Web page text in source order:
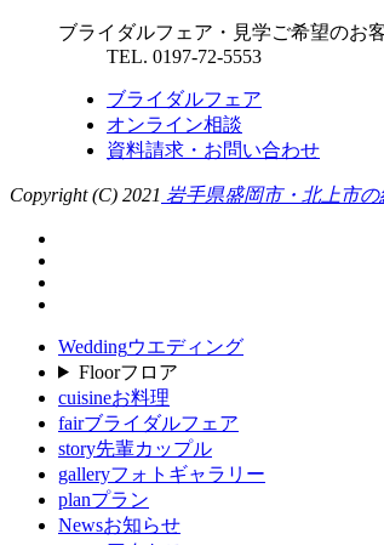
ブライダルフェア・見学ご希望のお
TEL. 0197-72-5553
ブライダルフェア
オンライン相談
資料請求・お問い合わせ
Copyright (C) 2021 岩手県盛岡市・北上市の
Weddingウエディング
Floorフロア
cuisineお料理
fairブライダルフェア
story先輩カップル
galleryフォトギャラリー
planプラン
Newsお知らせ